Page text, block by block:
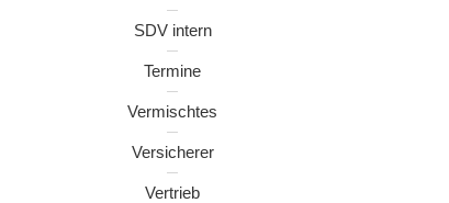
SDV intern
Termine
Vermischtes
Versicherer
Vertrieb